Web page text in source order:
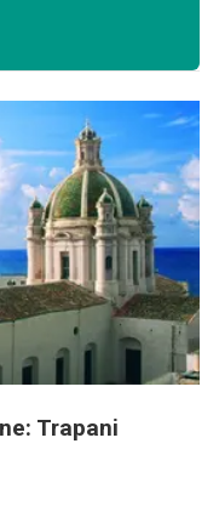
Trapani